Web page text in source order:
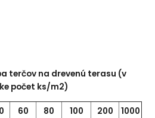
terčov na drevenú terasu (v
počet ks/m2)
60
80
100
200
1000